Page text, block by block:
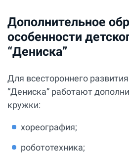
Дополнительное
особенности
“Дениска”
Для всестороннего
“Дениска” работают
кружки:
хореография;
робототехника;